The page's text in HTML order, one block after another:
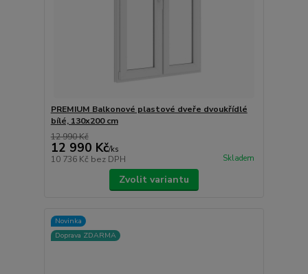
PREMIUM Balkonové plastové dveře dvoukřídlé
bílé, 130x200 cm
12 990 Kč
12 990 Kč/ks
10 736 Kč bez DPH Skladem
Zvolit variantu
Novinka
Doprava ZDARMA